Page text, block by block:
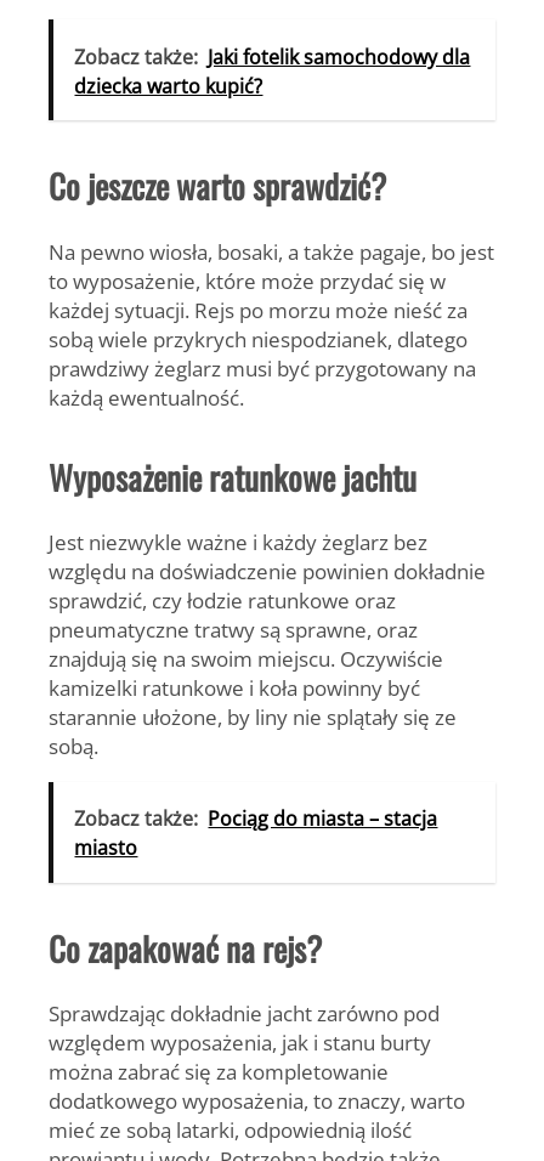
Zobacz także: Jaki fotelik samochodowy dla
dziecka warto kupić?
Co jeszcze warto sprawdzić?
Na pewno wiosła, bosaki, a także pagaje, bo jest
to wyposażenie, które może przydać się w
każdej sytuacji. Rejs po morzu może nieść za
sobą wiele przykrych niespodzianek, dlatego
prawdziwy żeglarz musi być przygotowany na
każdą ewentualność.
Wyposażenie ratunkowe jachtu
Jest niezwykle ważne i każdy żeglarz bez
względu na doświadczenie powinien dokładnie
sprawdzić, czy łodzie ratunkowe oraz
pneumatyczne tratwy są sprawne, oraz
znajdują się na swoim miejscu. Oczywiście
kamizelki ratunkowe i koła powinny być
starannie ułożone, by liny nie splątały się ze
sobą.
Zobacz także: Pociąg do miasta – stacja
miasto
Co zapakować na rejs?
Sprawdzając dokładnie jacht zarówno pod
względem wyposażenia, jak i stanu burty
można zabrać się za kompletowanie
dodatkowego wyposażenia, to znaczy, warto
mieć ze sobą latarki, odpowiednią ilość